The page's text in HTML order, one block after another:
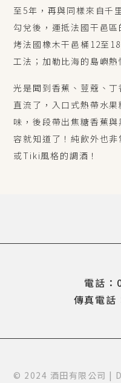
至5年，再與同樣來自千
勾兌後，運抵法國干邑
烤法國橡木干邑桶12至
工法；加勒比海的島嶼
光是聞到香蕉、荳蔻、
直流了，入口式熱帶水
味，後段帶出焦糖香蕉
容就知道了！純飲外也
或Tiki風格的調酒！
電話
傳真電
© 2024 酒田有限公司 |